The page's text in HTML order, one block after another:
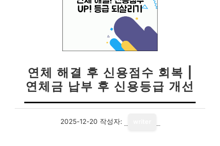
연체 해결 후 신용점수 회복 |
연체금 납부 후 신용등급 개선
2025-12-20 작성자: